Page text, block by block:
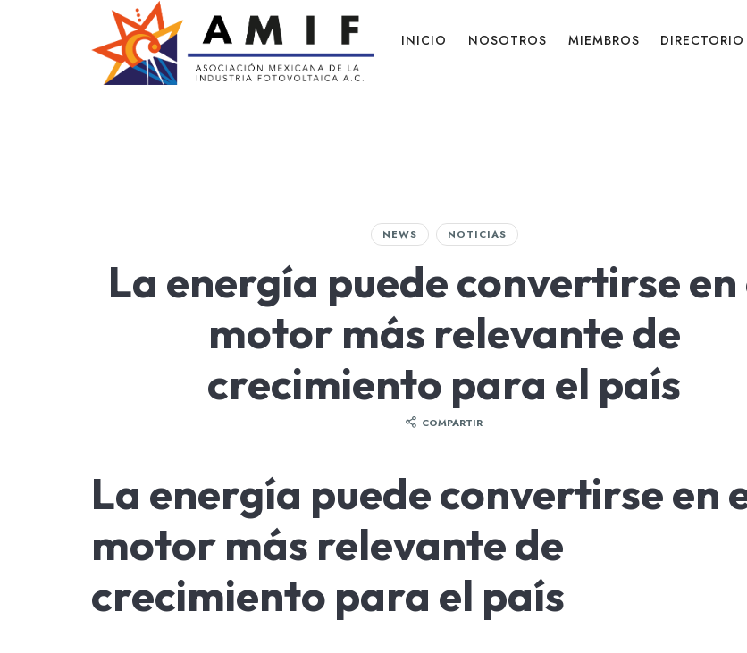
AMIF INICIO NOSOTROS MIEMBROS
NEWS NOTICIAS
La energía puede convertirse en
motor más relevante de
crecimiento para el país
COMPARTIR
La energía puede convertirse en
motor más relevante de
crecimiento para el país